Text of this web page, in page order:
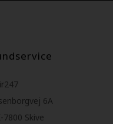
6A
7800 Skive